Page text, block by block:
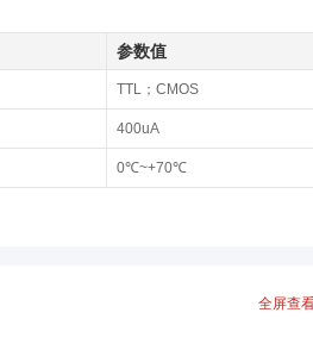
参数值
TTL；CMOS
400uA
0℃~+70℃
全屏查